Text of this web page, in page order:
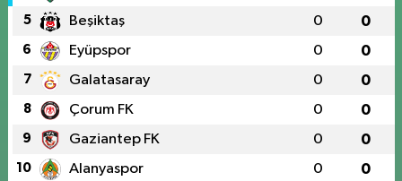
5 Beşiktaş 0 0
6 Eyüpspor 0 0
7 Galatasaray 0 0
8 Çorum FK 0 0
9 Gaziantep FK 0 0
10 Alanyaspor 0 0